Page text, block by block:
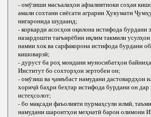
- омӯзиши масъалаҳои афзалиятноки соҳаи
амали сохтани сиёсати аграрии Ҳукумати
нигаронида шудаанд;
- коркарди асосҳои оқилона истифода бурдани
назардошти тағъирёбии иқлим такмили
намии хок ва сарфакорона истифода бурдани
кишоварзӣ;
- дуруст ба роҳ мондани муносибатҳои
Институт бо сохторҳои зертобеи он;
- омӯзиш ва ҷамъбаст намудани дастовардҳои
хориҷӣ баҳри беҳтар истифода бурдани он
истеҳсолот;
- бо мақсади фаъолияти пурмаҳсули илмӣ,
намудани шароитҳои меҳнатӣ барои олимони